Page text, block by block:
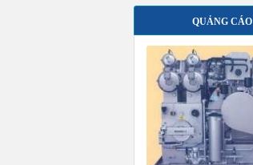
QUẢNG CÁO